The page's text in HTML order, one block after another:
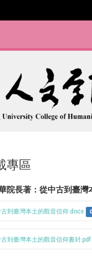
專區
院長著：從中古到臺灣
到臺灣本土的觀音信仰.docx
到臺灣本土的觀音信仰書封.pdf